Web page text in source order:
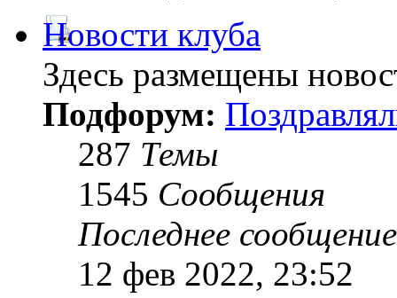
Новости клуба
Здесь размещены
Подфорум:
287 Темы
1545 Сообщения
Последнее сообщение
12 фев 2022, 23:52